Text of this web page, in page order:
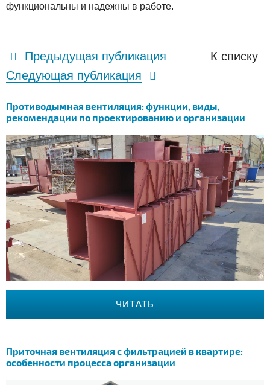
функциональны и надежны в работе.
Предыдущая публикация
К списку
Следующая публикация
Противодымная вентиляция: функции, виды,
рекомендации по проектированию и организации
ЧИТАТЬ
Приточная вентиляция с фильтрацией в квартире:
особенности процесса организации